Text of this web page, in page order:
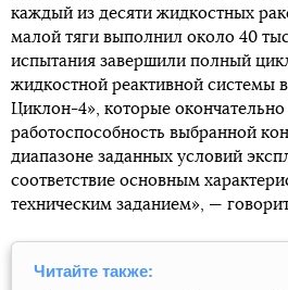
каждый из десяти жидкостных
малой тяги выполнил около 40
испытания завершили полный
жидкостной реактивной системы
Циклон-4», которые
работоспособность выбранной
диапазоне заданных условий
соответствие основным
техническим заданием», —
Читайте также: